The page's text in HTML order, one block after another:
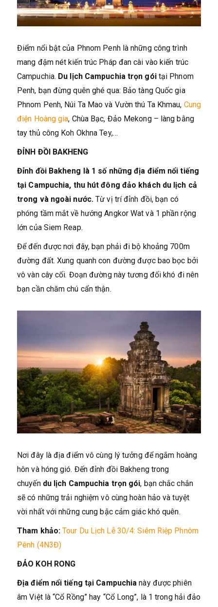
Điểm nổi bật của Phnom Penh là những công trình
mang đậm nét kiến trúc Pháp đan cài vào kiến trúc
Campuchia. Du lịch Campuchia trọn góitại Phnom
Penh, bạn đừng quên ghé qua: Bảo tàng Quốc gia
Phnom Penh, Núi Ta Mao và Vườn thú Ta Khmau, Cung
điện Hoàng gia, Chùa Bạc, Đảo Mekong – làng bằng
tay thủ công Koh Okhna Tey,…
ĐỈNH ĐỒI BAKHENG
Đỉnh đồi Bakheng là 1 số nhữngđịa điểm nổi tiếng
tại Campuchia, thu hút đông đảo khách du lịch cả
trong và ngoài nước.Từ vị trí đỉnh đồi, bạn có
phóng tầm mắt về hướng Angkor Wat và 1 phần rộng
lớn của Siem Reap.
Để đến được nơi đây, bạn phải đi bộ khoảng 700m
đường đất. Xung quanh con đường được bao bọc bởi
vô vàn cây cối. Đoạn đường này tương đối khó đi nên
bạn cần chăm chú cẩn thận.
Nơi đây là địa điểm vô cùng lý tưởng để ngắm hoàng
hôn và hóng gió. Đến đỉnh đồi Bakheng trong
chuyến du lịch Campuchia trọn gói, bạn chắc chắn
sẽ có những trải nghiệm vô cùng hoàn hảo và tuyệt
vời nhất với những cung bậc cảm giác khó quên.
Tham khảo: Tour Du Lịch Lễ 30/4: Siêm Riệp Phnôm
Pênh (4N3Đ)
ĐẢO KOH RONG
Địa điểm nổi tiếng tại Campuchia này được phiên
âm Việt là “Cổ Rồng” hay “Cổ Long”, là 1 trong hải đảo